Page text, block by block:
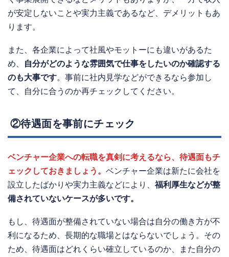
が安定しないことや実力主義であるなど、デメリットもあ
ります。
また、各企業によって社風やモットーにも違いがあるた
め、
自分がどのような雰囲気で仕事をしたいのか確認する
のも大事です。事前に社内見学などができるなら参加し
て、自分に合うのか再チェックしてください。
②待遇面を事前にチェック
ベンチャー企業への転職を真剣に考えるなら、待遇面もチ
ェックしておきましょう。 ベンチャー企業は新たに会社を
設立したばかりや実力主義などにより、 福利厚生などが整
備されていないケースが多いです。
もし、待遇面が整備されていない場合は自分の働き方が不
利になるため、長期的な職場とはならないでしょう。その
ため、待遇面はどれくらい確立しているのか、また自分の